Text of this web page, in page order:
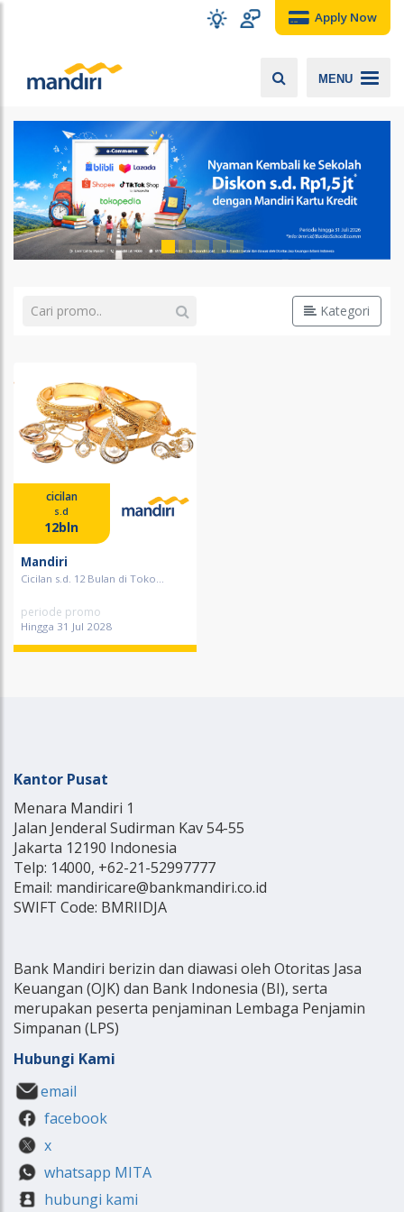
Apply Now
MENU
Kategori
cicilan
s.d
12bln
Mandiri
Cicilan s.d. 12 Bulan di Toko...
periode promo
Hingga 31 Jul 2028
Kantor Pusat
Menara Mandiri 1
Jalan Jenderal Sudirman Kav 54-55
Jakarta 12190 Indonesia
Telp: 14000, +62-21-52997777
Email: mandiricare@bankmandiri.co.id
SWIFT Code: BMRIIDJA
Bank Mandiri berizin dan diawasi oleh Otoritas Jasa
Keuangan (OJK) dan Bank Indonesia (BI), serta
merupakan peserta penjaminan Lembaga Penjamin
Simpanan (LPS)
Hubungi Kami
email
facebook
x
whatsapp MITA
hubungi kami